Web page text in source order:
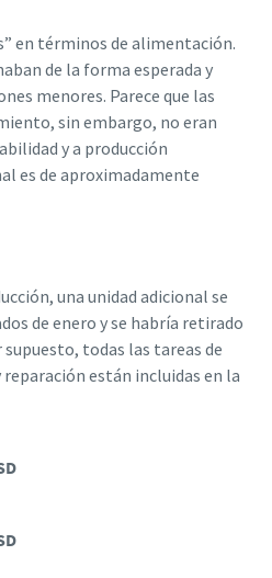
en términos de alimentación.
de la forma esperada y
menores. Parece que las
sin embargo, no eran
y a producción
es de aproximadamente
una unidad adicional se
de enero y se habría retirado
supuesto, todas las tareas de
están incluidas en la